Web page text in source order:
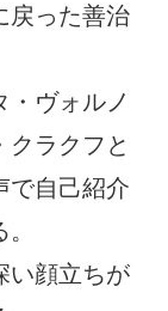
戻った善治
・ヴォルノ
クラクフと
で自己紹介
い顔立ちが